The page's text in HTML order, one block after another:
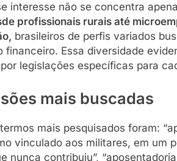
interesse não se concentra
profissionais rurais até
brasileiros de perfis variados
financeiro. Essa diversidade
legislações específicas para
mais buscadas
mais pesquisados foram:
vinculado aos militares, em um
nunca contribuiu”,